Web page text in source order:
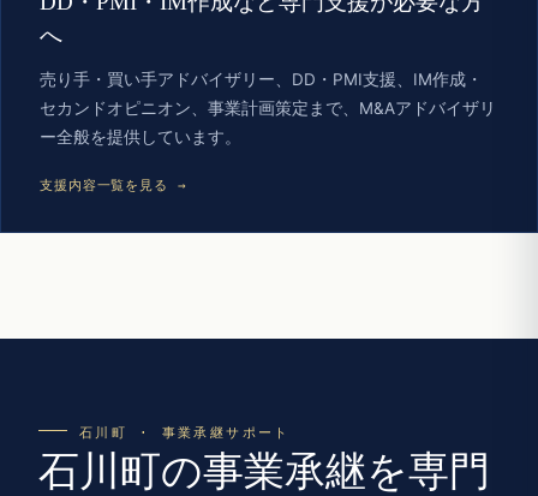
へ
売り手・買い手アドバイザリー、DD・PMI支援、IM作成・
セカンドオピニオン、事業計画策定まで、M&Aアドバイザリ
ー全般を提供しています。
支援内容一覧を見る →
石川町 · 事業承継サポート
石川町の事業承継を専門